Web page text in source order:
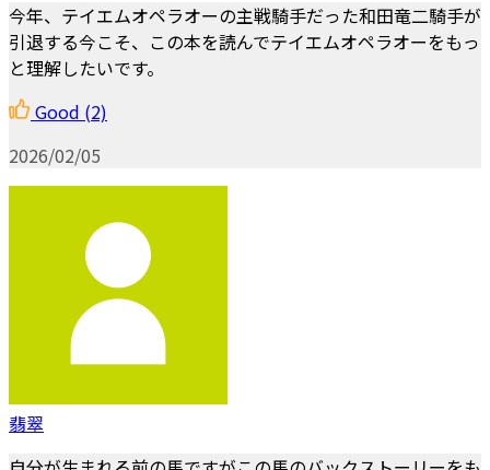
今年、テイエムオペラオーの主戦騎手だった和田竜二騎手が
引退する今こそ、この本を読んでテイエムオペラオーをもっ
と理解したいです。
Good (2)
2026/02/05
翡翠